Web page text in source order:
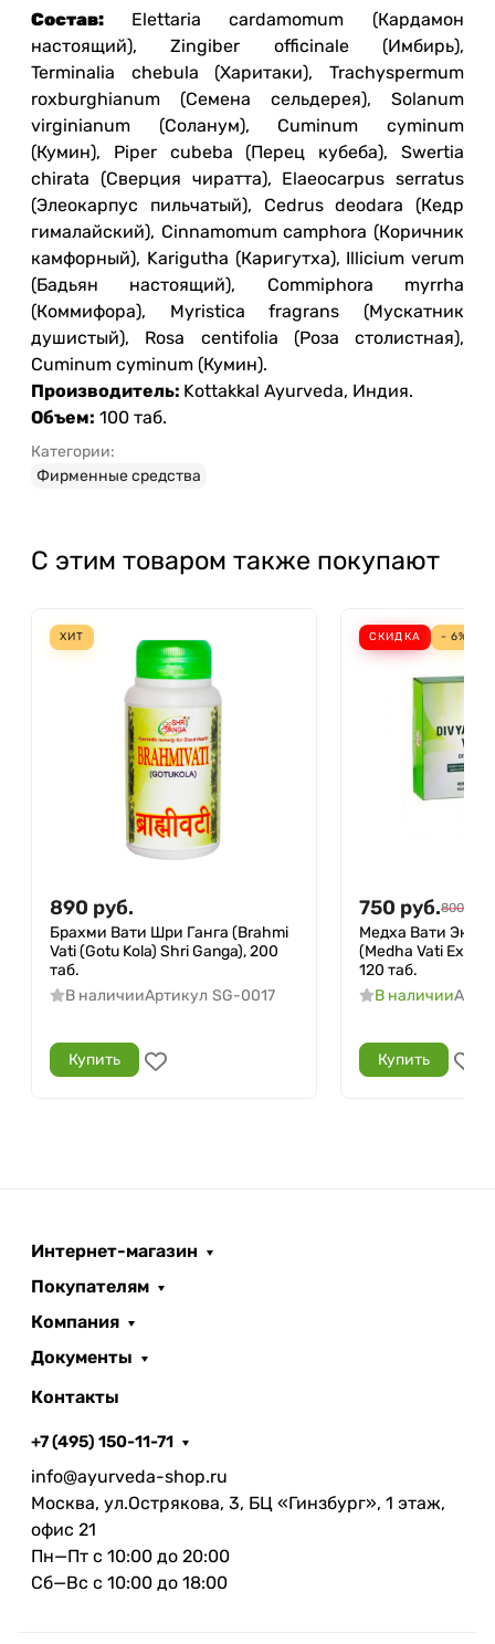
Состав: Elettaria cardamomum (Кардамон
настоящий), Zingiber officinale (Имбирь),
Terminalia chebula (Харитаки), Trachyspermum
roxburghianum (Семена сельдерея), Solanum
virginianum (Соланум), Cuminum cyminum
(Кумин), Piper cubeba (Перец кубеба), Swertia
chirata (Сверция чиратта), Elaeocarpus serratus
(Элеокарпус пильчатый), Cedrus deodara (Кедр
гималайский), Cinnamomum camphora (Коричник
камфорный), Karigutha (Каригутха), Illicium verum
(Бадьян настоящий), Commiphora myrrha
(Коммифора), Myristica fragrans (Мускатник
душистый), Rosa centifolia (Роза столистная),
Cuminum cyminum (Кумин).
Производитель: Kottakkal Ayurveda, Индия.
Объем: 100 таб.
Категории:
Фирменные средства
С этим товаром также покупают
ХИТ
890 руб.
Брахми Вати Шри Ганга (Brahmi
Vati (Gotu Kola) Shri Ganga), 200
таб.
В наличииАртикул SG-0017
Купить
СКИДКА - 6%
750 руб.800
Медха Вати
(Medha Vati Extra
120 таб.
В наличии
Купить
Интернет-магазин
Покупателям
Компания
Документы
Контакты
+7 (495) 150-11-71
info@ayurveda-shop.ru
Москва, ул.Острякова, 3, БЦ «Гинзбург», 1 этаж,
офис 21
Пн—Пт с 10:00 до 20:00
Сб—Вс с 10:00 до 18:00